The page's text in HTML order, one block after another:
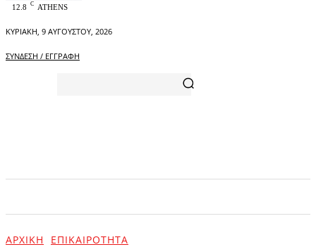
12.8 C ATHENS
ΚΥΡΙΑΚΉ, 9 ΑΥΓΟΎΣΤΟΥ, 2026
ΣΎΝΔΕΣΗ / ΕΓΓΡΑΦΉ
ΑΡΧΙΚΉ ΕΠΙΚΑΙΡΌΤΗΤΑ